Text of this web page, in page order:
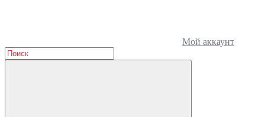
Мой аккаунт